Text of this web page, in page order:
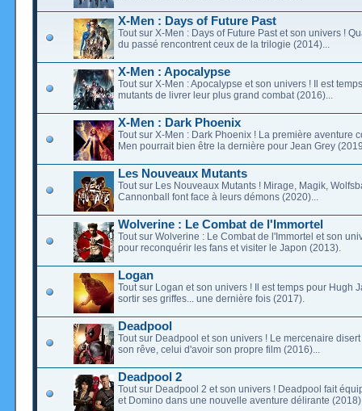
X-Men : Days of Future Past
Tout sur X-Men : Days of Future Past et son univers !
du passé rencontrent ceux de la trilogie (2014)...
X-Men : Apocalypse
Tout sur X-Men : Apocalypse et son univers ! Il est
mutants de livrer leur plus grand combat (2016)...
X-Men : Dark Phoenix
Tout sur X-Men : Dark Phoenix ! La première aventure
Men pourrait bien être la dernière pour Jean Grey
Les Nouveaux Mutants
Tout sur Les Nouveaux Mutants ! Mirage, Magik,
Cannonball font face à leurs démons (2020)...
Wolverine : Le Combat de l'Immortel
Tout sur Wolverine : Le Combat de l'Immortel et son
pour reconquérir les fans et visiter le Japon (2013).
Logan
Tout sur Logan et son univers ! Il est temps pour Hugh
sortir ses griffes... une dernière fois (2017).
Deadpool
Tout sur Deadpool et son univers ! Le mercenaire
son rêve, celui d'avoir son propre film (2016)...
Deadpool 2
Tout sur Deadpool 2 et son univers ! Deadpool fait
et Domino dans une nouvelle aventure délirante